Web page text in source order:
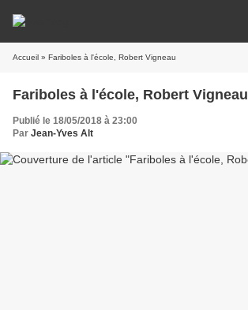
Accueil » Fariboles à l'école, Robert Vigneau
Fariboles à l'école, Robert Vigneau
Publié le 18/05/2018 à 23:00
Par Jean-Yves Alt